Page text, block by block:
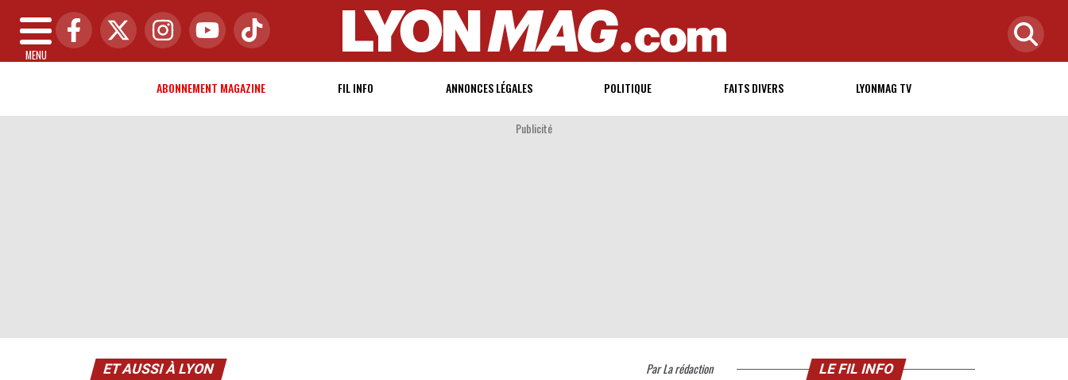
MENU
ABONNEMENT MAGAZINE FIL INFO ANNONCES LÉGALES POLITIQUE FAITS DIVERS LYONMAG TV
Publicité
ET AUSSI À LYON ParLa rédaction LE FIL INFO